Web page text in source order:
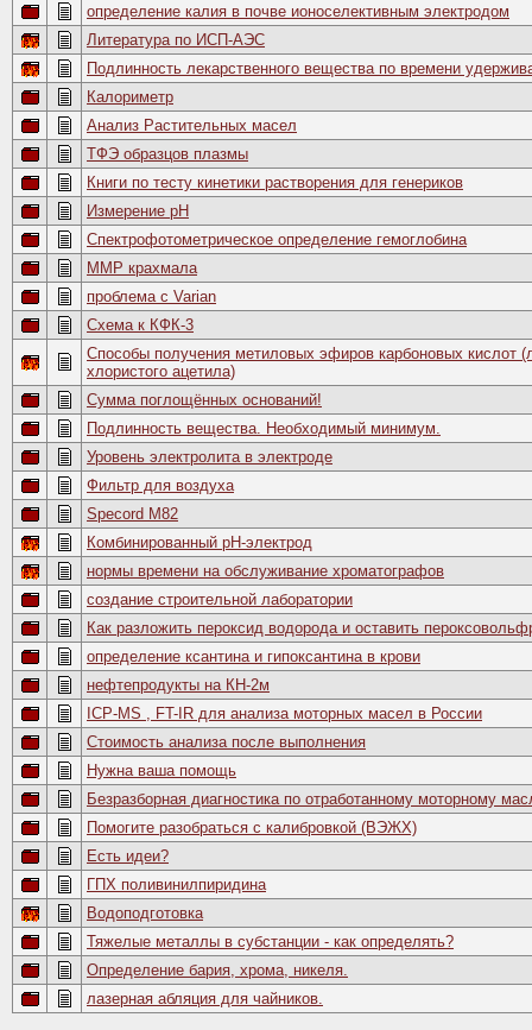
определение калия в почве ионоселективным электродом
Литература по ИСП-АЭС
Подлинность лекарственного вещества по времени
Калориметр
Анализ Растительных масел
ТФЭ образцов плазмы
Книги по тесту кинетики растворения для генериков
Измерение рН
Спектрофотометрическое определение гемоглобина
ММР крахмала
проблема с Varian
Схема к КФК-3
Cпособы получения метиловых эфиров карбоновых кислот
хлористого ацетила)
Сумма поглощённых оснований!
Подлинность вещества. Необходимый минимум.
Уровень электролита в электроде
Фильтр для воздуха
Specord M82
Комбинированный рН-электрод
нормы времени на обслуживание хроматографов
создание строительной лаборатории
Как разложить пероксид водорода и оставить
определение ксантина и гипоксантина в крови
нефтепродукты на КН-2м
ICP-MS , FT-IR для анализа моторных масел в России
Стоимость анализа после выполнения
Нужна ваша помощь
Безразборная диагностика по отработанному моторному
Помогите разобраться с калибровкой (ВЭЖХ)
Есть идеи?
ГПХ поливинилпиридина
Водоподготовка
Тяжелые металлы в субстанции - как определять?
Определение бария, хрома, никеля.
лазерная абляция для чайников.